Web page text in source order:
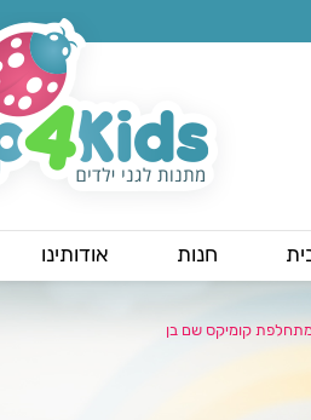
חנות אודותינו
קומיקס שם בן